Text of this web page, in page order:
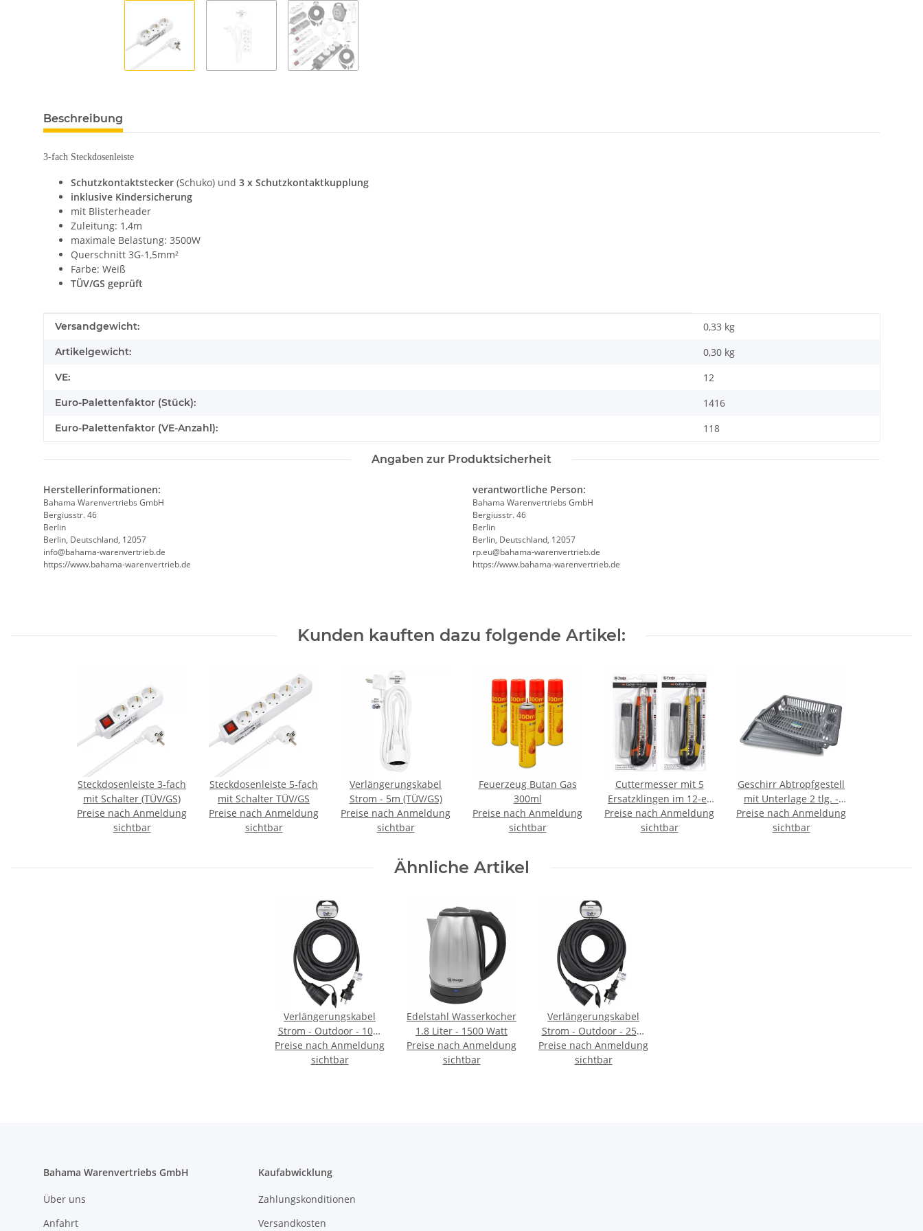
Beschreibung
3-fach Steckdosenleiste
Schutzkontaktstecker (Schuko) und 3 x Schutzkontaktkupplung
inklusive Kindersicherung
mit Blisterheader
Zuleitung: 1,4m
maximale Belastung: 3500W
Querschnitt 3G-1,5mm²
Farbe: Weiß
TÜV/GS geprüft
Produkteigenschaft
Wert
Versandgewicht: 0,33 kg
Artikelgewicht: 0,30 kg
VE: 12
Euro-Palettenfaktor (Stück): 1416
Euro-Palettenfaktor (VE-Anzahl): 118
Angaben zur Produktsicherheit
Herstellerinformationen:
Bahama Warenvertriebs GmbH
Bergiusstr. 46
Berlin
Berlin, Deutschland, 12057
ed.beirtrevneraw-amahab@ofni
https://www.bahama-warenvertrieb.de
verantwortliche Person:
Bahama Warenvertriebs GmbH
Bergiusstr. 46
Berlin
Berlin, Deutschland, 12057
ed.beirtrevneraw-amahab@ue.pr
https://www.bahama-warenvertrieb.de
Kunden kauften dazu folgende Artikel:
Steckdosenleiste 3-fach
mit Schalter (TÜV/GS)
Preise nach Anmeldung
sichtbar
Steckdosenleiste 5-fach
mit Schalter TÜV/GS
Preise nach Anmeldung
sichtbar
Verlängerungskabel
Strom - 5m (TÜV/GS)
Preise nach Anmeldung
sichtbar
Feuerzeug Butan Gas
300ml
Preise nach Anmeldung
sichtbar
Cuttermesser mit 5
Ersatzklingen im 12-er
Verkaufsdisplay
Preise nach Anmeldung
sichtbar
Geschirr Abtropfgestell
mit Unterlage 2 tlg. -
silber (04 1095)
Preise nach Anmeldung
sichtbar
Ähnliche Artikel
Verlängerungskabel
Strom - Outdoor - 10m
(TÜV/GS)
Preise nach Anmeldung
sichtbar
Edelstahl Wasserkocher
1.8 Liter - 1500 Watt
Preise nach Anmeldung
sichtbar
Verlängerungskabel
Strom - Outdoor - 25m
(TÜV/GS)
Preise nach Anmeldung
sichtbar
Bahama Warenvertriebs GmbH
Über uns
Anfahrt
Kaufabwicklung
Zahlungskonditionen
Versandkosten